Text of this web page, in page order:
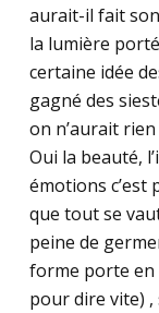
aurait-il fait
la lumière
certaine idée
gagné des
on n’aurait
Oui la beauté,
émotions c’est
que tout se
peine de
forme porte en
pour dire vite) ,